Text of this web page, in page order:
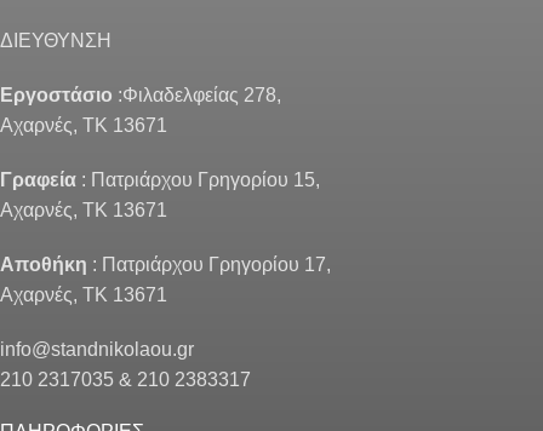
ΔΙΕΥΘΥΝΣΗ
Εργοστάσιο :Φιλαδελφείας 278,
Αχαρνές, ΤΚ 13671
Γραφεία : Πατριάρχου Γρηγορίου 15,
Αχαρνές, ΤΚ 13671
Αποθήκη : Πατριάρχου Γρηγορίου 17,
Αχαρνές, ΤΚ 13671
info@standnikolaou.gr
210 2317035 & 210 2383317